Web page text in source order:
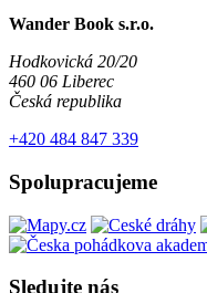
Wander Book s.r.o.
Hodkovická 20/20
460 06 Liberec
Česká republika
+420 484 847 339
Spolupracujeme
Sledujte nás